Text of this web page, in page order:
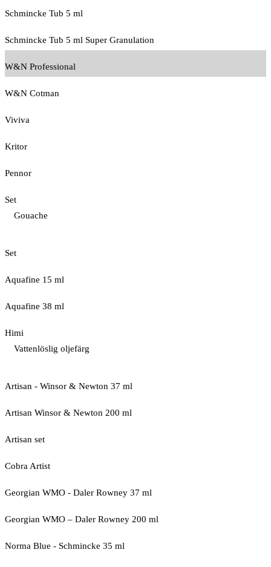
Schmincke Tub 5 ml
Schmincke Tub 5 ml Super Granulation
W&N Professional
W&N Cotman
Viviva
Kritor
Pennor
Set
Gouache
Set
Aquafine 15 ml
Aquafine 38 ml
Himi
Vattenlöslig oljefärg
Artisan - Winsor & Newton 37 ml
Artisan Winsor & Newton 200 ml
Artisan set
Cobra Artist
Georgian WMO - Daler Rowney 37 ml
Georgian WMO – Daler Rowney 200 ml
Norma Blue - Schmincke 35 ml